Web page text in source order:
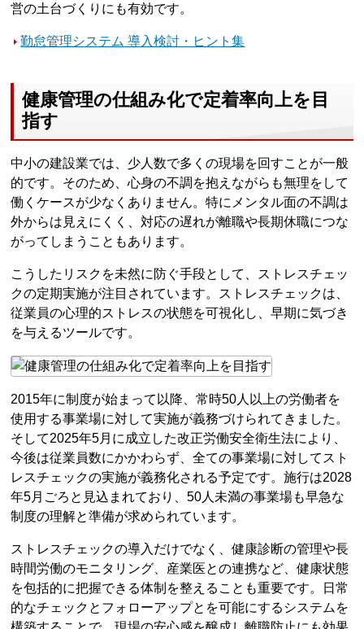
営の土台づくりにも有効です。
勤怠管理システム 導入検討・ヒント集
健康管理の仕組み化で定着率向上を目
指す
中小の建設業では、少人数で多くの現場を回すことが一般
的です。そのため、心身の不調を抱えながらも無理をして
働くケースが少なくありません。特にメンタル面の不調は
外からは見えにくく、対応の遅れが離職や長期休職につな
がってしまうこともあります。
こうしたリスクを未然に防ぐ手段として、ストレスチェッ
クの定期実施が注目されています。ストレスチェックは、
従業員の心理的ストレスの状態を可視化し、早期に気づき
を与えるツールです。
2015年に制度が始まって以降、常時50人以上の労働者を
使用する事業場に対して実施が義務づけられてきました。
そして2025年5月に成立した改正労働安全衛生法により、
今後は従業員数にかかわらず、全ての事業場に対してスト
レスチェックの実施が義務化される予定です。施行は2028
年5月ごろと見込まれており、50人未満の事業場も早急な
制度の理解と準備が求められています。
ストレスチェックの導入だけでなく、健康診断の管理や長
時間労働のモニタリング、産業医との連携など、健康状態
を包括的に把握できる体制を整えることも重要です。日常
的なチェックとフォローアップとを可能にするシステムを